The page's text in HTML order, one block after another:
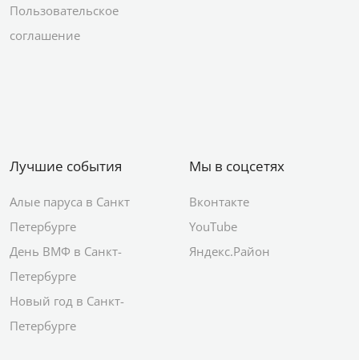
Пользовательское
соглашение
Лучшие события
Алые паруса в Санкт
Петербурге
День ВМФ в Санкт-
Петербурге
Новый год в Санкт-
Петербурге
Мы в соцсетях
Вконтакте
YouTube
Яндекс.Район